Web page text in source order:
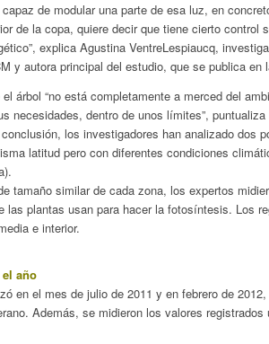
capaz de modular una parte de esa luz, en
de la copa, quiere decir que tiene cierto control
explica Agustina VentreLespiaucq,
y autora principal del estudio, que se publica en
árbol “no está completamente a merced del
necesidades, dentro de unos límites”, puntualiza
los investigadores han analizado dos
latitud pero con diferentes condiciones
tamaño similar de cada zona, los expertos
las plantas usan para hacer la fotosíntesis. Los
e interior.
año
en el mes de julio de 2011 y en febrero de
Además, se midieron los valores